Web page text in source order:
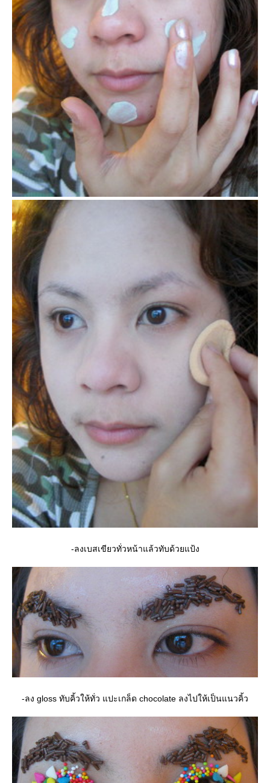
-ลงเบสเขียวทั่วหน้าแล้วทับด้วยแป้ง
-ลง gloss ทับคิ้วให้ทั่ว แปะเกล็ด chocolate ลงไปให้เป็นแนวคิ้ว